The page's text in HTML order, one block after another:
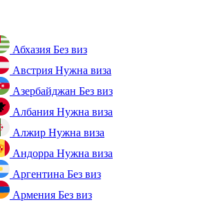
Абхазия Без виз
Австрия Нужна виза
Азербайджан Без виз
Албания Нужна виза
Алжир Нужна виза
Андорра Нужна виза
Аргентина Без виз
Армения Без виз